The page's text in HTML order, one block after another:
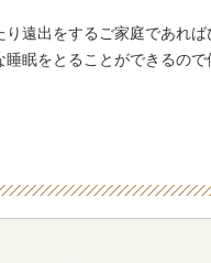
り遠出をするご家庭であれ
眠をとることができるので